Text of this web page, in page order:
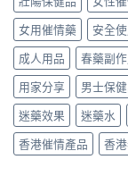
與
香
港
購
買
攻
略〉
中
與
香
港
購
買
攻
略〉
中
相
與
安
全
使
用
指
南〉
中
比
利
時
進
口
催
情
藥
水
真
女用催情藥
安全
成人用品
春藥副
用家分享
男士保
迷藥效果
迷藥水
香港催情產品
香